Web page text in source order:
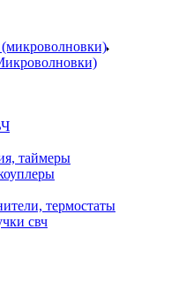
таймеры
термостаты
свч